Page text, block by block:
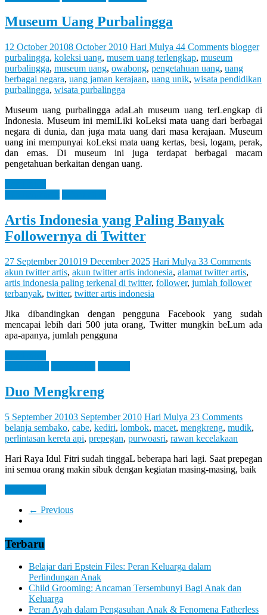
Museum Uang Purbalingga
12 October 20108 October 2010 Hari Mulya 44 Comments blogger
purbalingga, koleksi uang, musem uang terlengkap, museum
purbalingga, museum uang, owabong, pengetahuan uang, uang
berbagai negara, uang jaman kerajaan, uang unik, wisata pendidikan
purbalingga, wisata purbalingga
Museum uang purbalingga adaLah museum uang terLengkap di
Indonesia. Museum ini memiLiki koLeksi mata uang dari berbagai
negara di dunia, dan juga mata uang dari masa kerajaan. Museum
uang ini mempunyai koLeksi mata uang kertas, besi, logam, perak,
dan emas. Di museum ini juga terdapat berbagai macam
pengetahuan berkaitan dengan uang.
Artis Indonesia yang Paling Banyak
Followernya di Twitter
27 September 201019 December 2025 Hari Mulya 33 Comments
akun twitter artis, akun twitter artis indonesia, alamat twitter artis,
artis indonesia paling terkenal di twitter, follower, jumlah follower
terbanyak, twitter, twitter artis indonesia
Jika dibandingkan dengan pengguna Facebook yang sudah
mencapai lebih dari 500 juta orang, Twitter mungkin beLum ada
apa-apanya, jumlah pengguna
Duo Mengkreng
5 September 20103 September 2010 Hari Mulya 23 Comments
belanja sembako, cabe, kediri, lombok, macet, mengkreng, mudik,
perlintasan kereta api, prepegan, purwoasri, rawan kecelakaan
Hari Raya Idul Fitri sudah tinggaL beberapa hari lagi. Saat prepegan
ini semua orang makin sibuk dengan kegiatan masing-masing, baik
← Previous
Terbaru
Belajar dari Epstein Files: Peran Keluarga dalam
Perlindungan Anak
Child Grooming: Ancaman Tersembunyi Bagi Anak dan
Keluarga
Peran Ayah dalam Pengasuhan Anak & Fenomena Fatherless